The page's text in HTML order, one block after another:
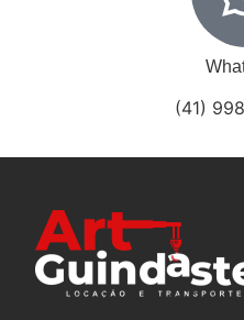
(41)